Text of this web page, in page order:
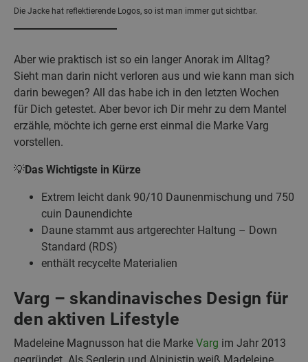
Die Jacke hat reflektierende Logos, so ist man immer gut sichtbar.
Aber wie praktisch ist so ein langer Anorak im Alltag?
Sieht man darin nicht verloren aus und wie kann man sich
darin bewegen? All das habe ich in den letzten Wochen
für Dich getestet. Aber bevor ich Dir mehr zu dem Mantel
erzähle, möchte ich gerne erst einmal die Marke Varg
vorstellen.
💡Das Wichtigste in Kürze
Extrem leicht dank 90/10 Daunenmischung und 750
cuin Daunendichte
Daune stammt aus artgerechter Haltung – Down
Standard (RDS)
enthält recycelte Materialien
Varg – skandinavisches Design für
den aktiven Lifestyle
Madeleine Magnusson hat die Marke Varg im Jahr 2013
gegründet. Als Seglerin und Alpinistin weiß Madeleine